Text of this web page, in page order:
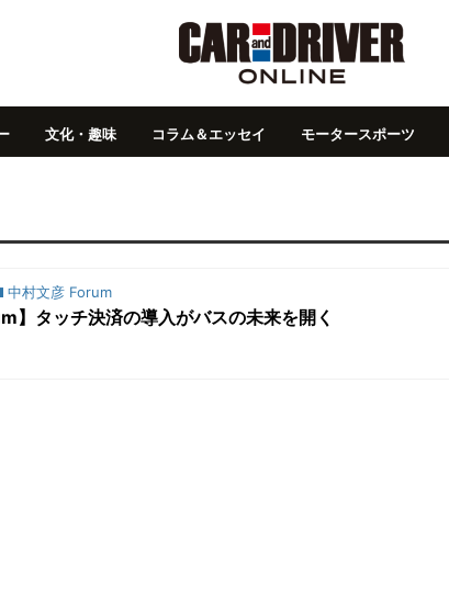
文化・趣味 コラム＆エッセイ モータースポーツ
中村文彦 Forum
】タッチ決済の導入がバスの未来を開く